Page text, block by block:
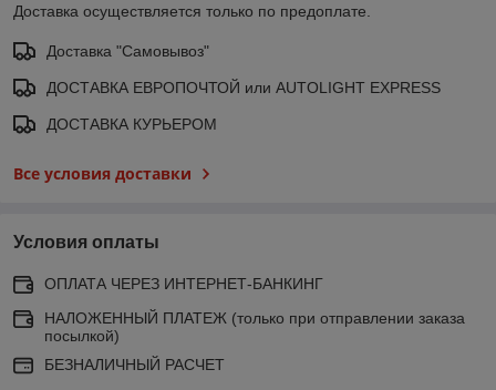
Доставка осуществляется только по предоплате.
Доставка "Самовывоз"
ДОСТАВКА ЕВРОПОЧТОЙ или AUTOLIGHT EXPRESS
ДОСТАВКА КУРЬЕРОМ
Все условия доставки
Условия оплаты
ОПЛАТА ЧЕРЕЗ ИНТЕРНЕТ-БАНКИНГ
НАЛОЖЕННЫЙ ПЛАТЕЖ (только при отправлении заказа
посылкой)
БЕЗНАЛИЧНЫЙ РАСЧЕТ